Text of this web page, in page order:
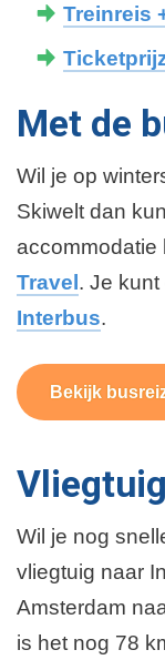
Treinreis
Met de
Wil je op
Skiwelt dan
accommodatie
Travel. Je
Interbus.
Bekijk
Vliegtuig
Wil je nog
vliegtuig naar
Amsterdam
is het nog 78